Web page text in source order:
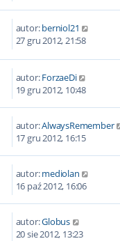
autor:berniol21
27 gru 2012, 21:58
autor:ForzaeDi
19 gru 2012, 10:48
autor:AlwaysRemember
17 gru 2012, 16:15
autor:mediolan
16 paź 2012, 16:06
autor:Globus
20 sie 2012, 13:23